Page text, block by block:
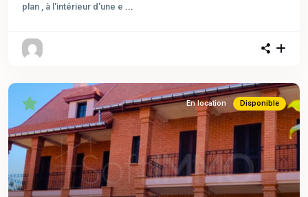
plan , à l'intérieur d'une e ...
En location Disponible